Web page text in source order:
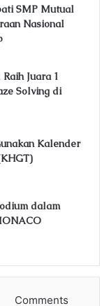
SMP Mutual
Nasional
Juara 1
Solving di
Kalender
dalam
Comments